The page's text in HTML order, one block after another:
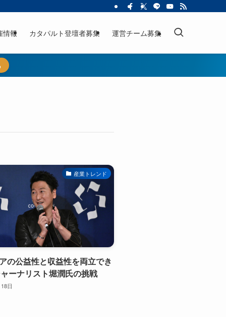
情報 カタパルト登壇者募集 運営チーム募集
産業トレンド
の公益性と収益性を両立でき
ーナリスト堀潤氏の挑戦
日